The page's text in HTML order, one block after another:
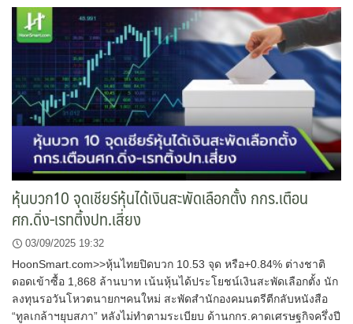
หุ้นบวก10 จุดเชียร์หุ้นได้เงินสะพัดเลือกตั้ง กกร.เตือน
ศก.ดิ่ง-เรทติ้งปท.เสี่ยง
03/09/2025 19:32
HoonSmart.com>>หุ้นไทยปิดบวก 10.53 จุด หรือ+0.84% ต่างชาติ
ดอดเข้าซื้อ 1,868 ล้านบาท เน้นหุ้นได้ประโยชน์เงินสะพัดเลือกตั้ง นัก
ลงทุนรอวันโหวตนายกฯคนใหม่ สะพัดสำนักองคมนตรีตีกลับหนังสือ
“ทูลเกล้าฯยุบสภา” หลังไม่ทำตามระเบียบ ด้านกกร.คาดเศรษฐกิจครึ่งปี